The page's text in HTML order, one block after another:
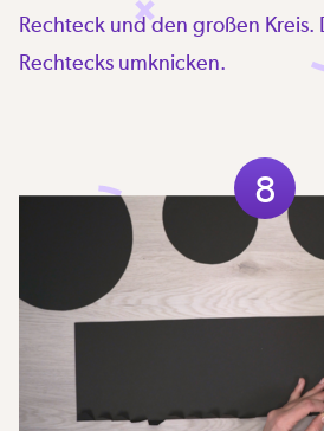
Rechteck und den großen Kreis.
Rechtecks umknicken.
8